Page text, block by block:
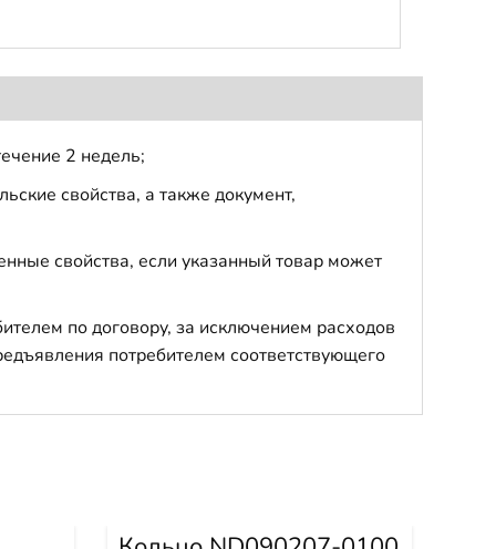
2 недель;
свойства, а также документ,
свойства, если указанный товар может
по договору, за исключением расходов
потребителем соответствующего